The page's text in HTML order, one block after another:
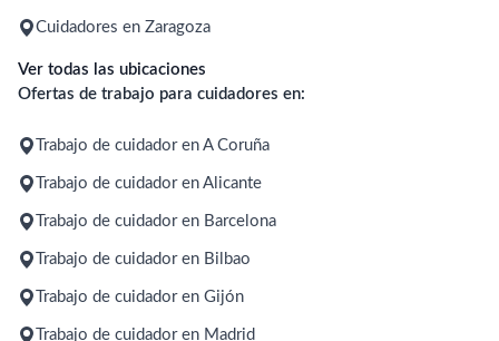
Cuidadores en Zaragoza
Ver todas las ubicaciones
Ofertas de trabajo para cuidadores en:
Trabajo de cuidador en A Coruña
Trabajo de cuidador en Alicante
Trabajo de cuidador en Barcelona
Trabajo de cuidador en Bilbao
Trabajo de cuidador en Gijón
Trabajo de cuidador en Madrid